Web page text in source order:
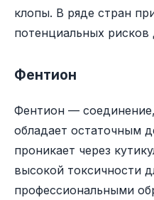
клопы. В ряде стран
потенциальных рисков
Фентион
Фентион —
обладает остаточным
проникает через
высокой токсичности
профессиональными